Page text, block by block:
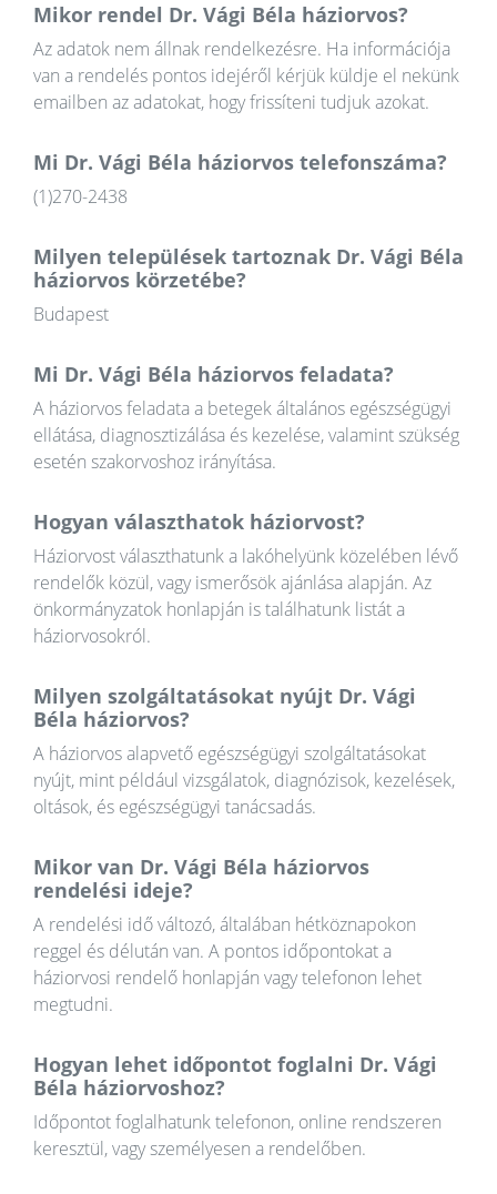
Mikor rendel Dr. Vági Béla háziorvos?
Az adatok nem állnak rendelkezésre. Ha információja
van a rendelés pontos idejéről kérjük küldje el nekünk
emailben az adatokat, hogy frissíteni tudjuk azokat.
Mi Dr. Vági Béla háziorvos telefonszáma?
(1)270-2438
Milyen települések tartoznak Dr. Vági Béla
háziorvos körzetébe?
Budapest
Mi Dr. Vági Béla háziorvos feladata?
A háziorvos feladata a betegek általános egészségügyi
ellátása, diagnosztizálása és kezelése, valamint szükség
esetén szakorvoshoz irányítása.
Hogyan választhatok háziorvost?
Háziorvost választhatunk a lakóhelyünk közelében lévő
rendelők közül, vagy ismerősök ajánlása alapján. Az
önkormányzatok honlapján is találhatunk listát a
háziorvosokról.
Milyen szolgáltatásokat nyújt Dr. Vági
Béla háziorvos?
A háziorvos alapvető egészségügyi szolgáltatásokat
nyújt, mint például vizsgálatok, diagnózisok, kezelések,
oltások, és egészségügyi tanácsadás.
Mikor van Dr. Vági Béla háziorvos
rendelési ideje?
A rendelési idő változó, általában hétköznapokon
reggel és délután van. A pontos időpontokat a
háziorvosi rendelő honlapján vagy telefonon lehet
megtudni.
Hogyan lehet időpontot foglalni Dr. Vági
Béla háziorvoshoz?
Időpontot foglalhatunk telefonon, online rendszeren
keresztül, vagy személyesen a rendelőben.